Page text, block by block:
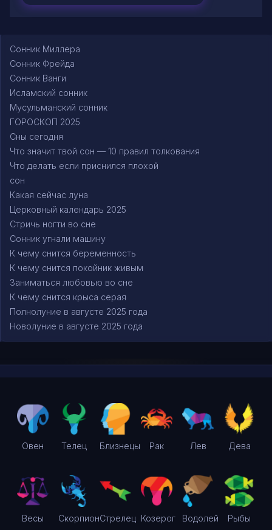
Сонник Миллера
Сонник Фрейда
Сонник Ванги
Исламский сонник
Мусульманский сонник
ГОРОСКОП 2025
Сны сегодня
Что значит твой сон — 10 правил толкования
Что делать если приснился плохой
сон
Какая сейчас луна
Церковный календарь 2025
Стричь ногти во сне
Сонник угнали машину
К чему снится беременность
К чему снится покойник живым
Заниматься любовью во сне
К чему снится крыса серая
Полнолуние в августе 2025 года
Новолуние в августе 2025 года
Овен Телец Близнецы Рак Лев Дева
Весы СкорпионСтрелец Козерог Водолей Рыбы